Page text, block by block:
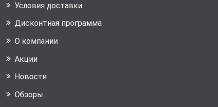
Условия доставки
Дисконтная программа
О компании
Акции
Новости
Обзоры